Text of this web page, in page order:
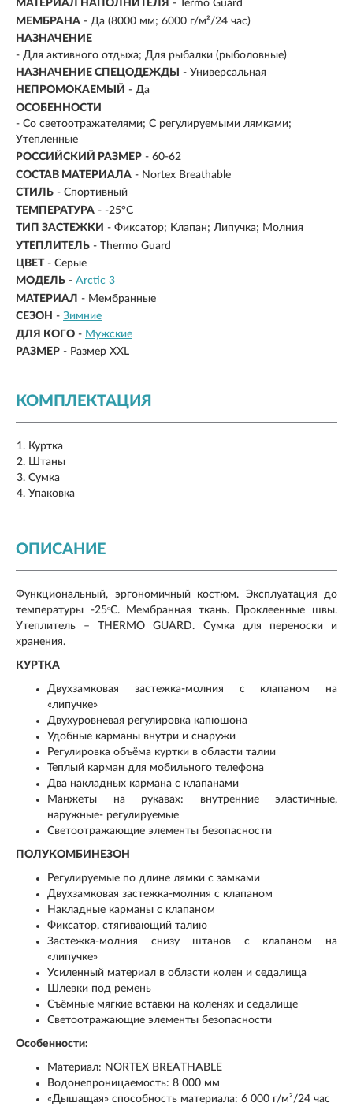
МАТЕРИАЛ НАПОЛНИТЕЛЯ - Termo Guard
МЕМБРАНА - Да (8000 мм; 6000 г/м²/24 час)
НАЗНАЧЕНИЕ
- Для активного отдыха; Для рыбалки (рыболовные)
НАЗНАЧЕНИЕ СПЕЦОДЕЖДЫ
- Универсальная
НЕПРОМОКАЕМЫЙ - Да
ОСОБЕННОСТИ
- Со светоотражателями; С регулируемыми лямками;
Утепленные
РОССИЙСКИЙ РАЗМЕР - 60-62
СОСТАВ МАТЕРИАЛА - Nortex Breathable
СТИЛЬ - Спортивный
ТЕМПЕРАТУРА - -25°C
ТИП ЗАСТЕЖКИ - Фиксатор; Клапан; Липучка; Молния
УТЕПЛИТЕЛЬ - Thermo Guard
ЦВЕТ - Серые
МОДЕЛЬ - Arctic 3
МАТЕРИАЛ - Мембранные
СЕЗОН - Зимние
ДЛЯ КОГО - Мужские
РАЗМЕР - Размер XXL
КОМПЛЕКТАЦИЯ
Куртка
Штаны
Сумка
Упаковка
ОПИСАНИЕ
Функциональный, эргономичный костюм. Эксплуатация до
температуры -25ᵒC. Мембранная ткань. Проклеенные швы.
Утеплитель – THERMO GUARD. Сумка для переноски и
хранения.
КУРТКА
Двухзамковая застежка-молния с клапаном на
«липучке»
Двухуровневая регулировка капюшона
Удобные карманы внутри и снаружи
Регулировка объёма куртки в области талии
Теплый карман для мобильного телефона
Два накладных кармана с клапанами
Манжеты на рукавах: внутренние эластичные,
наружные- регулируемые
Светоотражающие элементы безопасности
ПОЛУКОМБИНЕЗОН
Регулируемые по длине лямки с замками
Двухзамковая застежка-молния с клапаном
Накладные карманы с клапаном
Фиксатор, стягивающий талию
Застежка-молния снизу штанов с клапаном на
«липучке»
Усиленный материал в области колен и седалища
Шлевки под ремень
Съёмные мягкие вставки на коленях и седалище
Светоотражающие элементы безопасности
Особенности:
Материал: NORTEX BREATHABLE
Водонепроницаемость: 8 000 мм
«Дышащая» способность материала: 6 000 г/м²/24 час